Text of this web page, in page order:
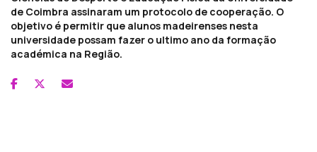
de Coimbra assinaram um protocolo de cooperação. O
objetivo é permitir que alunos madeirenses nesta
universidade possam fazer o ultimo ano da formação
académica na Região.